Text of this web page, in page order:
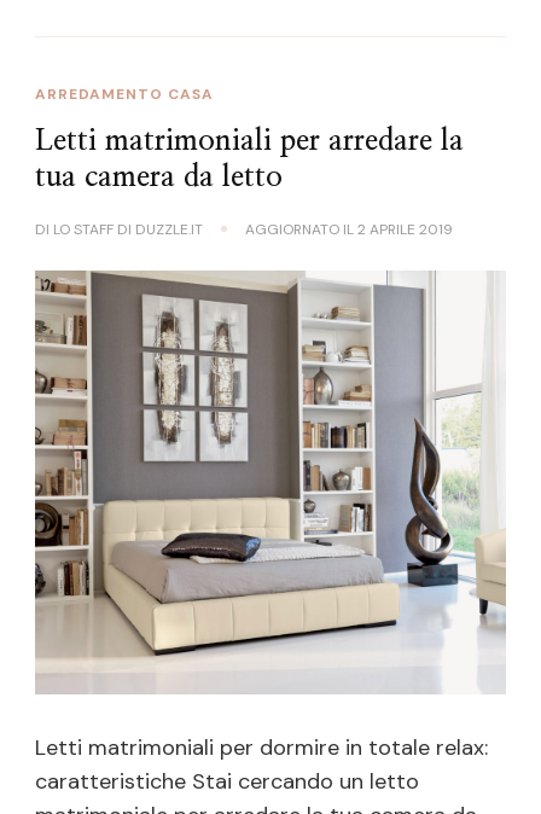
ARREDAMENTO CASA
Letti matrimoniali per arredare la
tua camera da letto
DI LO STAFF DI DUZZLE.IT AGGIORNATO IL2 APRILE 2019
Letti matrimoniali per dormire in totale relax:
caratteristiche Stai cercando un letto